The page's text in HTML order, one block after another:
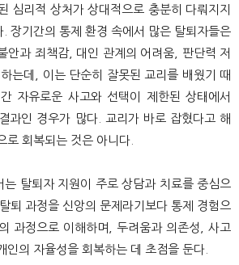
심리적 상처가 상대적으로 충분히 다뤄지지
장기간의 통제 환경 속에서 많은 탈퇴자들은
안과 죄책감, 대인 관계의 어려움, 판단력 저
는데, 이는 단순히 잘못된 교리를 배웠기 때
자유로운 사고와 선택이 제한된 상태에서
과인 경우가 많다. 교리가 바로 잡혔다고 해
로 회복되는 것은 아니다.
는 탈퇴자 지원이 주로 상담과 치료를 중심으
퇴 과정을 신앙의 문제라기보다 통제 경험으
과정으로 이해하며, 두려움과 의존성, 사고
인의 자율성을 회복하는 데 초점을 둔다.